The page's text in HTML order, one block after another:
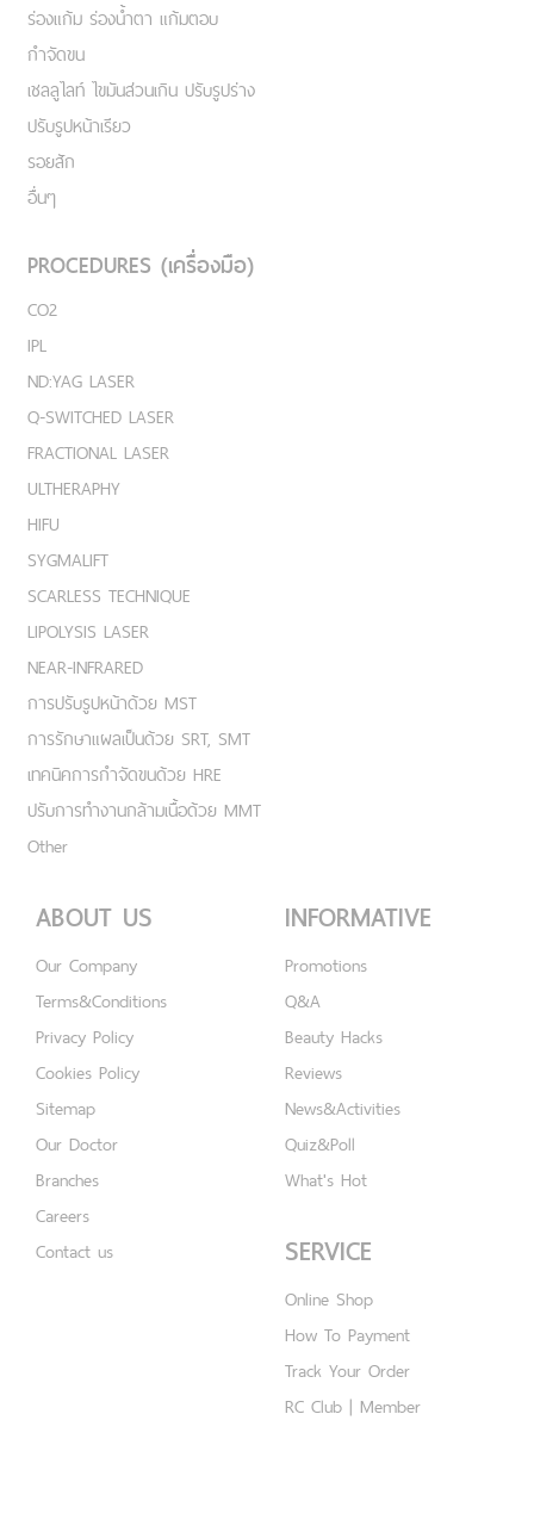
ร่องแก้ม ร่องน้ำตา แก้มตอบ
กำจัดขน
เชลลูไลท์ ไขมันส่วนเกิน ปรับรูปร่าง
ปรับรูปหน้าเรียว
รอยสัก
อื่นๆ
PROCEDURES (เครื่องมือ)
CO2
IPL
ND:YAG LASER
Q-SWITCHED LASER
FRACTIONAL LASER
ULTHERAPHY
HIFU
SYGMALIFT
SCARLESS TECHNIQUE
LIPOLYSIS LASER
NEAR-INFRARED
การปรับรูปหน้าด้วย MST
การรักษาแผลเป็นด้วย SRT, SMT
เทคนิคการกำจัดขนด้วย HRE
ปรับการทำงานกล้ามเนื้อด้วย MMT
Other
ABOUT US
Our Company
Terms&Conditions
Privacy Policy
Cookies Policy
Sitemap
Our Doctor
Branches
Careers
Contact us
INFORMATIVE
Promotions
Q&A
Beauty Hacks
Reviews
News&Activities
Quiz&Poll
What's Hot
SERVICE
Online Shop
How To Payment
Track Your Order
RC Club | Member